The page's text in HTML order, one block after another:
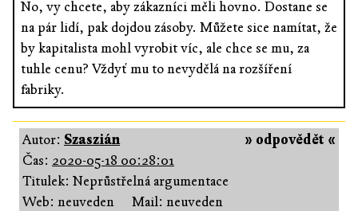
No, vy chcete, aby zákazníci měli hovno. Dostane se
na pár lidí, pak dojdou zásoby. Můžete sice namítat, že
by kapitalista mohl vyrobit víc, ale chce se mu, za
tuhle cenu? Vždyť mu to nevydělá na rozšíření
fabriky.
» odpovědět «
Autor: Szaszián
Čas: 2020-05-18 00:28:01
Titulek: Neprůstřelná argumentace
Web: neuveden
Mail: neuveden